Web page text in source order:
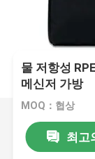
물 저항성
메신저 가방
MOQ：협상
최고